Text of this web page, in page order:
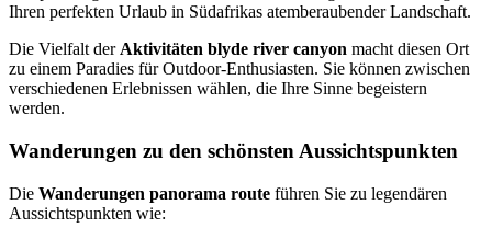
Ihren perfekten Urlaub in Südafrikas atemberaubender Landschaft.
Die Vielfalt der Aktivitäten blyde river canyon macht diesen Ort
zu einem Paradies für Outdoor-Enthusiasten. Sie können zwischen
verschiedenen Erlebnissen wählen, die Ihre Sinne begeistern
werden.
Wanderungen zu den schönsten Aussichtspunkten
Die Wanderungen panorama route führen Sie zu legendären
Aussichtspunkten wie: